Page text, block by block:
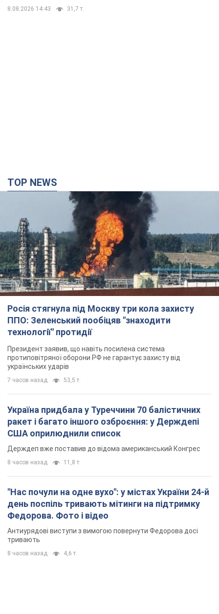
8.08.2026 14:43 31,7 т.
TOP NEWS
Росія стягнула під Москву три кола захисту
ППО: Зеленський пообіцяв "знаходити
технології" протидії
Президент заявив, що навіть посилена система
протиповітряної оборони РФ не гарантує захисту від
українських ударів
7 часов назад 53,5 т.
Україна придбала у Туреччини 70 балістичних
ракет і багато іншого озброєння: у Держдепі
США оприлюднили список
Держдеп вже поставив до відома американський Конгрес
8 часов назад 11,8 т.
"Нас почули на одне вухо": у містах України 24-й
день поспіль тривають мітинги на підтримку
Федорова. Фото і відео
Антиурядові виступи з вимогою повернути Федорова досі
тривають
8 часов назад 4,6 т.